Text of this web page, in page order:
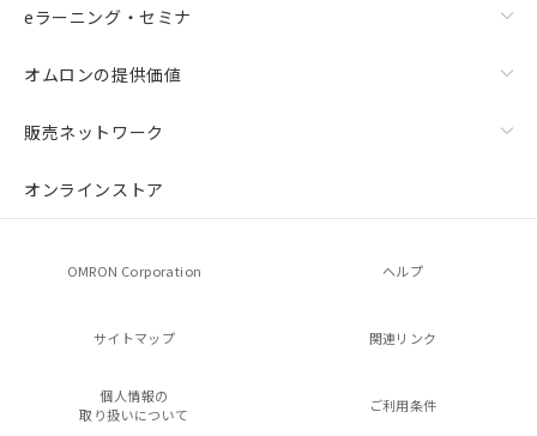
eラーニング・セミナ
オムロンの提供価値
販売ネットワーク
オンラインストア
OMRON Corporation ヘルプ
サイトマップ 関連リンク
個人情報の
取り扱いについて
ご利用条件